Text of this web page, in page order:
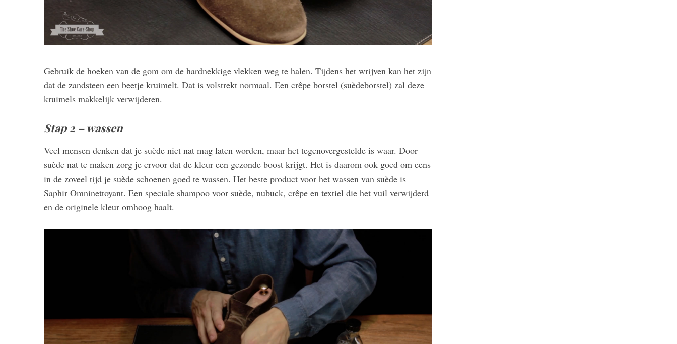
Gebruik de hoeken van de gom om de hardnekkige vlekken weg te halen. Tijdens het wrijven kan het zijn
dat de zandsteen een beetje kruimelt. Dat is volstrekt normaal. Een crêpe borstel (suèdeborstel) zal deze
kruimels makkelijk verwijderen.
Stap 2 – wassen
Veel mensen denken dat je suède niet nat mag laten worden, maar het tegenovergestelde is waar. Door
suède nat te maken zorg je ervoor dat de kleur een gezonde boost krijgt. Het is daarom ook goed om eens
in de zoveel tijd je suède schoenen goed te wassen. Het beste product voor het wassen van suède is
Saphir Omninettoyant. Een speciale shampoo voor suède, nubuck, crêpe en textiel die het vuil verwijderd
en de originele kleur omhoog haalt.